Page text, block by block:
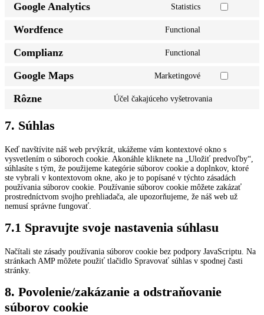
service
Google Analytics Statistics
Consent
Wordfence Functional
Complianz Functional
service
Google Maps Marketingové
Consent
service
Rôzne Účel čakajúceho vyšetrovania
7. Súhlas
Keď navštívite náš web prvýkrát, ukážeme vám kontextové okno s
vysvetlením o súboroch cookie. Akonáhle kliknete na „Uložiť predvoľby“,
súhlasíte s tým, že použijeme kategórie súborov cookie a doplnkov, ktoré
ste vybrali v kontextovom okne, ako je to popísané v týchto zásadách
používania súborov cookie. Používanie súborov cookie môžete zakázať
prostredníctvom svojho prehliadača, ale upozorňujeme, že náš web už
nemusí správne fungovať.
7.1 Spravujte svoje nastavenia súhlasu
Načítali ste zásady používania súborov cookie bez podpory JavaScriptu. Na
stránkach AMP môžete použiť tlačidlo Spravovať súhlas v spodnej časti
stránky.
8. Povolenie/zakázanie a odstraňovanie
súborov cookie